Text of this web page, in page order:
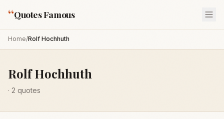
“Quotes Famous
Home/Rolf Hochhuth
Rolf Hochhuth
· 2 quotes